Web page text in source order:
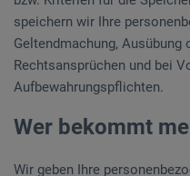
speichern wir Ihre
Geltendmachung, Ausübung
Rechtsansprüchen und bei
Aufbewahrungspflichten.
Wer bekommt
Wir geben Ihre